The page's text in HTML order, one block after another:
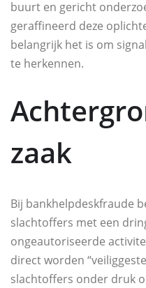
buurt en gericht
geraffineerd deze
belangrijk het is om
te herkennen.
zaak
Bij bankhelpdeskfraude
slachtoffers met een
ongeautoriseerde
direct worden
slachtoffers onder druk